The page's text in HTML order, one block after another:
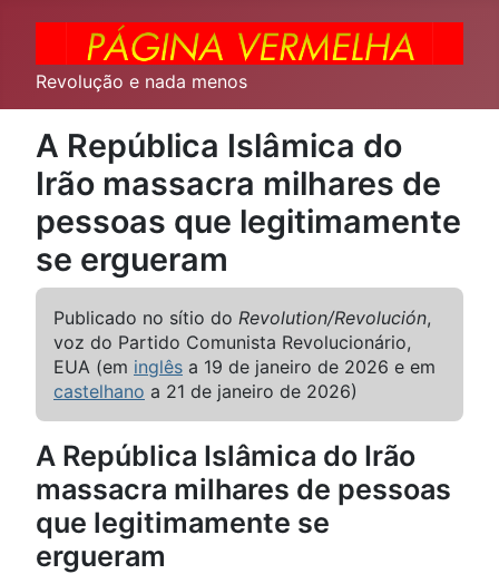
Revolução e nada menos
A República Islâmica do
Irão massacra milhares de
pessoas que legitimamente
se ergueram
Publicado no sítio do Revolution/Revolución,
voz do Partido Comunista Revolucionário,
EUA (em inglês a 19 de janeiro de 2026 e em
castelhano a 21 de janeiro de 2026)
A República Islâmica do Irão
massacra milhares de pessoas
que legitimamente se
ergueram